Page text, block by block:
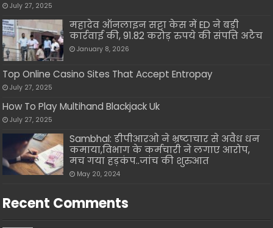
July 27, 2025
महादेव ऑनलाइन सट्टा केस में ED ने बड़ी
कार्रवाई की, 91.82 करोड़ रुपये की संपत्ति अटैच
January 8, 2026
Top Online Casino Sites That Accept Entropay
July 27, 2025
How To Play Multihand Blackjack Uk
July 27, 2025
Sambhal: डीपीआरओ ने भ्रष्टाचार से अवैध धन
कमाया,विभाग के कर्मचारी ने लगाए आरोप,
मच गया हड़कंप..जांच की शुरुआत
May 20, 2024
Recent Comments